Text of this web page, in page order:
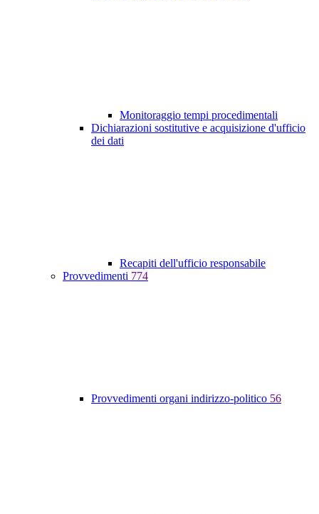
Monitoraggio tempi procedimentali
Dichiarazioni sostitutive e acquisizione d'ufficio
dei dati
Recapiti dell'ufficio responsabile
Provvedimenti 774
Provvedimenti organi indirizzo-politico 56